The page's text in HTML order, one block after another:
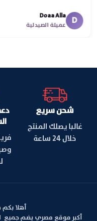
D
Doaa Alla
عميلة الصيدلية
شحن سريع
غالبا يصلك المنتج
خلال 24 ساعة
أهلا
أكبر موقع مصري يضم جميع